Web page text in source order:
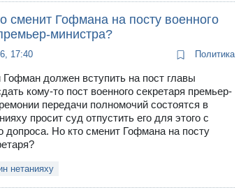
сменит Гофмана на посту военного
министра?
17:40 Политика
должен вступить на пост главы
кому-то пост военного секретаря премьер-
передачи полномочий состоятся в
просит суд отпустить его для этого с
допроса. Но кто сменит Гофмана на посту
нетанияху